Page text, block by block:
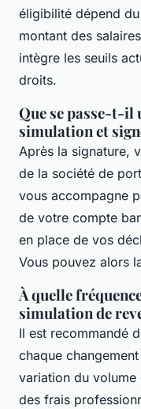
éligibilité dépend
montant des
intègre les seuils
droits.
Que se passe-t-il
simulation et
Après la signature,
de la société de
vous accompagne
de votre compte
en place de vos
Vous pouvez alors
À quelle
simulation de
Il est recommandé
chaque
variation du
des frais